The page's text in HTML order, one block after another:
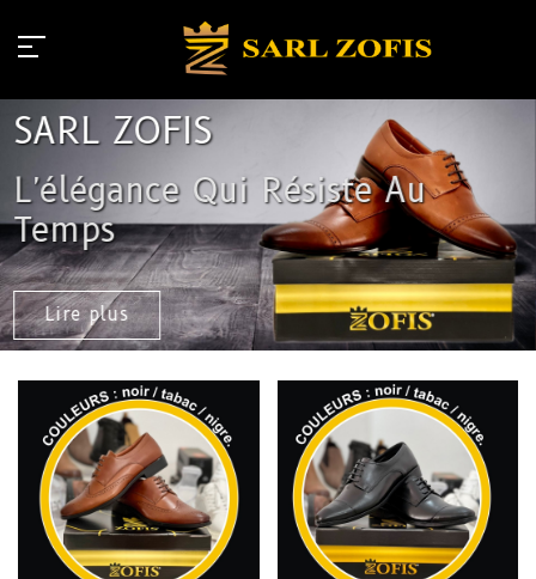
SARL ZOFIS
L'élégance Qui Résiste Au
Temps
Lire plus